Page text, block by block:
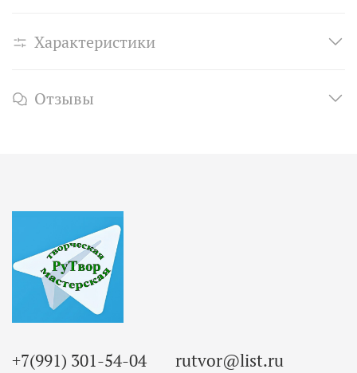
Характеристики
Отзывы
+7(991) 301-54-04 rutvor@list.ru